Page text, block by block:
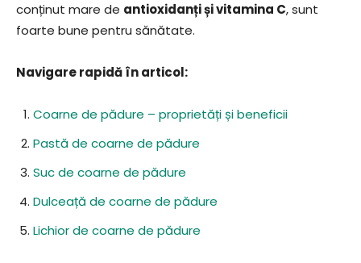
conținut mare de antioxidanți și vitamina C, sunt
foarte bune pentru sănătate.
Navigare rapidă în articol:
Coarne de pădure – proprietăți și beneficii
Pastă de coarne de pădure
Suc de coarne de pădure
Dulceață de coarne de pădure
Lichior de coarne de pădure